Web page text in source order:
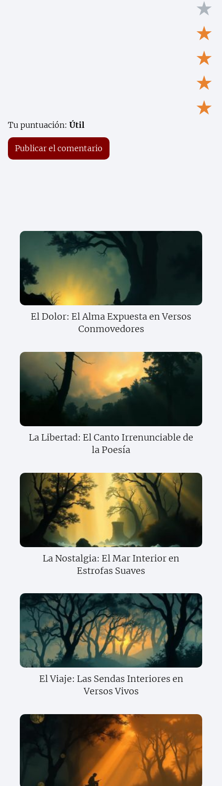
★
★
★
★
★
Tu puntuación: Útil
El Dolor: El Alma Expuesta en Versos
Conmovedores
La Libertad: El Canto Irrenunciable de
la Poesía
La Nostalgia: El Mar Interior en
Estrofas Suaves
El Viaje: Las Sendas Interiores en
Versos Vivos